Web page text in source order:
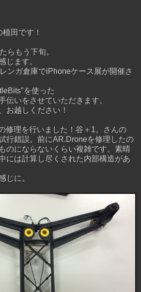
田です！
らもう下旬。
じます。
ンガ倉庫でiPhoneケース展が開催さ
を使った
伝いをさせていただきます。
お越しください！
修理を行いました！谷＋1。さんの
行錯誤。前にAR.Droneを修理したの
のにならないくらい複雑です。素晴
には計算し尽くされた内部構造があ
じに。